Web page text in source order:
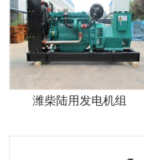
潍柴陆用发电机组